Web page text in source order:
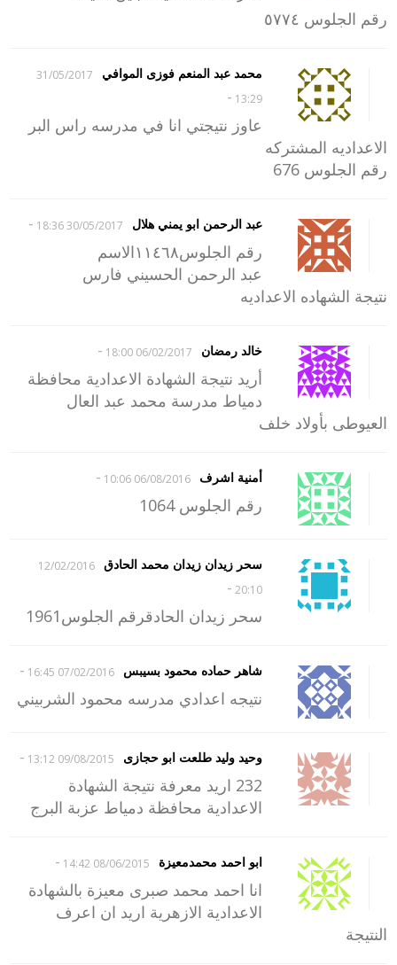
رقم الجلوس ٥٧٧٤
محمد عبد المنعم فوزى الموافي
31/05/2017
13:29
-
عاوز نتيجتي انا في مدرسه راس البر
الاعداديه المشتركه
رقم الجلوس 676
عبد الرحمن ابو يمني هلال 30/05/2017 18:36
-
رقم الجلوس١١٤٦٨الاسم
عبد الرحمن الحسيني فارس
نتيجة الشهاده الاعداديه
خالد رمضان 06/02/2017 18:00
-
أريد نتيجة الشهادة الاعدادية محافظة
دمياط مدرسة محمد عبد العال
العيوطى بأولاد خلف
أمنية اشرف 06/08/2016 10:06
-
رقم الجلوس 1064
سحر زيدان زيدان محمد الحادق
12/02/2016
20:10
-
سحر زيدان الحادقرقم الجلوس1961
شاهر حماده محمود بسيبس 07/02/2016 16:45
-
نتيجه اعدادي مدرسه محمود الشربيني
وحيد وليد طلعت ابو حجازى 09/08/2015 13:12
-
232 اريد معرفة نتيجة الشهادة
الاعدادية محافظة دمياط عزبة البرج
ابو احمد محمدمعيزة 08/06/2015 14:42
-
انا احمد محمد صبرى معيزة بالشهادة
الاعدادية الازهرية اريد ان اعرف
النتيجة